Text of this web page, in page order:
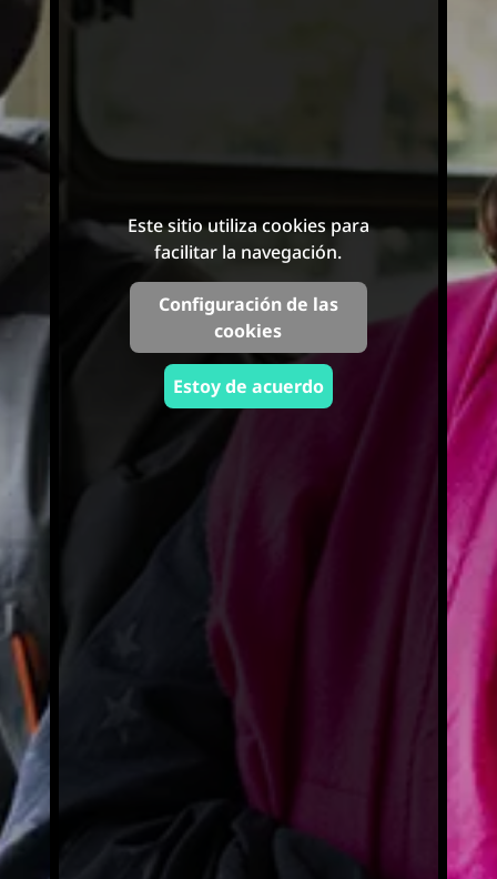
Este sitio utiliza cookies para
facilitar la navegación.
Configuración de las
cookies
Estoy de acuerdo